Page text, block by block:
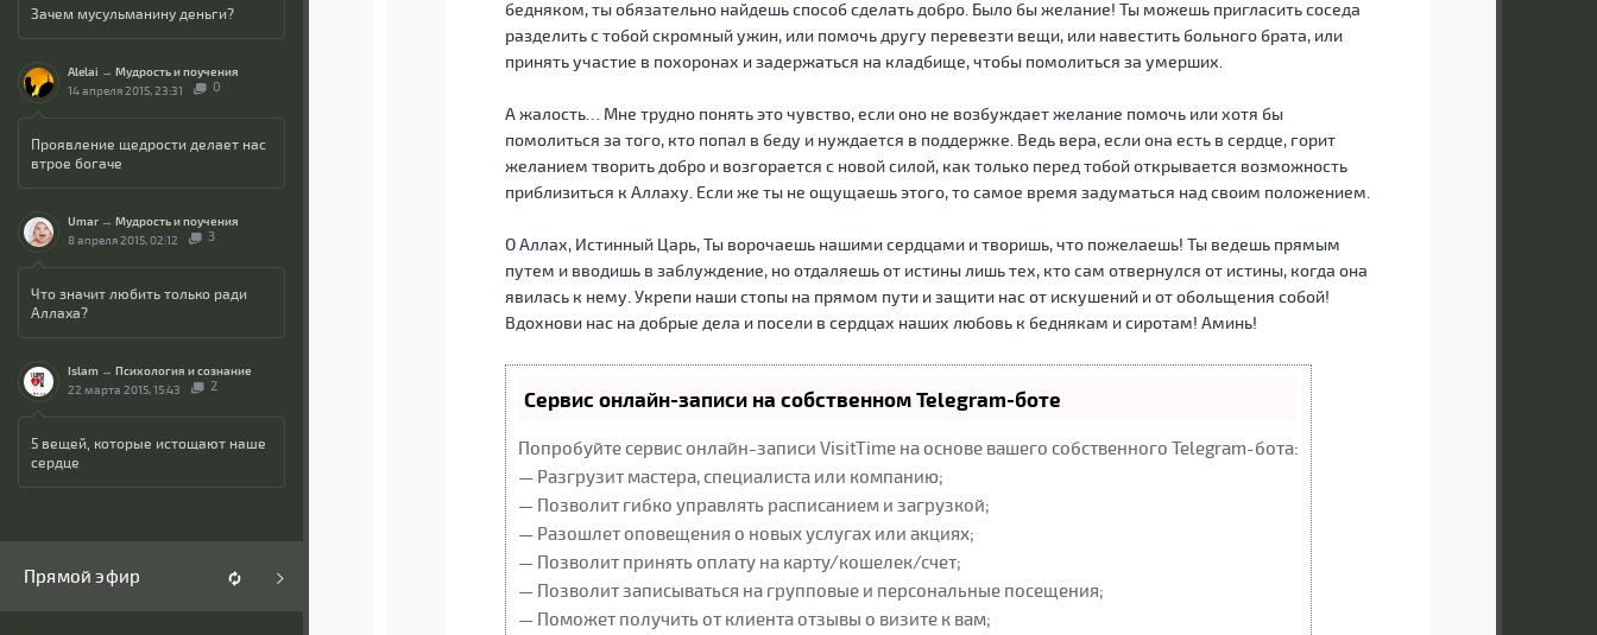
Зачем мусульманину деньги?
Alelai → Мудрость и поучения
14 апреля 2015, 23:31
0
Проявление щедрости делает нас
втрое богаче
Umar → Мудрость и поучения
8 апреля 2015, 02:12
3
Что значит любить только ради
Аллаха?
Islam → Психология и сознание
22 марта 2015, 15:43
2
5 вещей, которые истощают наше
сердце
Прямой эфир
бедняком, ты обязательно найдешь способ сделать добро. Было бы желание! Ты можешь пригласить соседа
разделить с тобой скромный ужин, или помочь другу перевезти вещи, или навестить больного брата, или
принять участие в похоронах и задержаться на кладбище, чтобы помолиться за умерших.
А жалость… Мне трудно понять это чувство, если оно не возбуждает желание помочь или хотя бы
помолиться за того, кто попал в беду и нуждается в поддержке. Ведь вера, если она есть в сердце, горит
желанием творить добро и возгорается с новой силой, как только перед тобой открывается возможность
приблизиться к Аллаху. Если же ты не ощущаешь этого, то самое время задуматься над своим положением.
О Аллах, Истинный Царь, Ты ворочаешь нашими сердцами и творишь, что пожелаешь! Ты ведешь прямым
путем и вводишь в заблуждение, но отдаляешь от истины лишь тех, кто сам отвернулся от истины, когда она
явилась к нему. Укрепи наши стопы на прямом пути и защити нас от искушений и от обольщения собой!
Вдохнови нас на добрые дела и посели в сердцах наших любовь к беднякам и сиротам! Аминь!
Сервис онлайн-записи на собственном Telegram-боте
Попробуйте сервис онлайн-записи VisitTime на основе вашего собственного Telegram-бота:
— Разгрузит мастера, специалиста или компанию;
— Позволит гибко управлять расписанием и загрузкой;
— Разошлет оповещения о новых услугах или акциях;
— Позволит принять оплату на карту/кошелек/счет;
— Позволит записываться на групповые и персональные посещения;
— Поможет получить от клиента отзывы о визите к вам;